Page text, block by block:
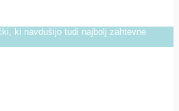
ki navdušijo tudi najbolj zahtevne